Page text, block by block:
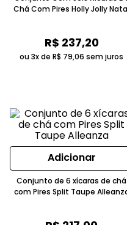
Chá Com Pires Holly Jolly
R$ 237,20
ou 3x de R$ 79,06 sem juros
Adicionar
Conjunto de 6 xícaras de chá
com Pires Split Taupe